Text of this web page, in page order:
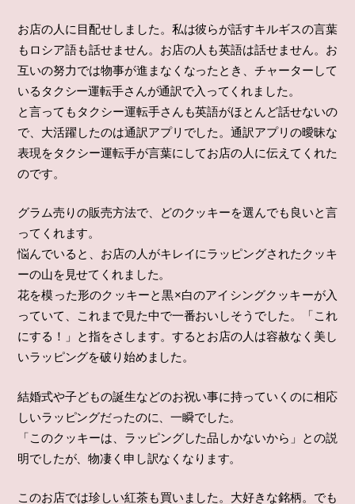
お店の人に目配せしました。私は彼らが話すキルギスの言葉
もロシア語も話せません。お店の人も英語は話せません。お
互いの努力では物事が進まなくなったとき、チャーターして
いるタクシー運転手さんが通訳で入ってくれました。
と言ってもタクシー運転手さんも英語がほとんど話せないの
で、大活躍したのは通訳アプリでした。通訳アプリの曖昧な
表現をタクシー運転手が言葉にしてお店の人に伝えてくれた
のです。
グラム売りの販売方法で、どのクッキーを選んでも良いと言
ってくれます。
悩んでいると、お店の人がキレイにラッピングされたクッキ
ーの山を見せてくれました。
花を模った形のクッキーと黒×白のアイシングクッキーが入
っていて、これまで見た中で一番おいしそうでした。「これ
にする！」と指をさします。するとお店の人は容赦なく美し
いラッピングを破り始めました。
結婚式や子どもの誕生などのお祝い事に持っていくのに相応
しいラッピングだったのに、一瞬でした。
「このクッキーは、ラッピングした品しかないから」との説
明でしたが、物凄く申し訳なくなります。
このお店では珍しい紅茶も買いました。大好きな銘柄。でも